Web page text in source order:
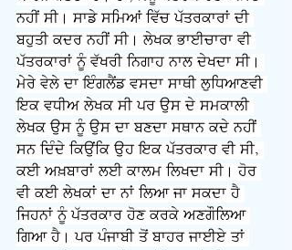
ਨਹੀਂ ਸੀ। ਸਾਡੇ ਸਮਿਆਂ ਵਿੱਚ ਪੱਤਰਕਾਰਾਂ ਦੀ
ਬਹੁਤੀ ਕਦਰ ਨਹੀਂ ਸੀ। ਲੇਖਕ ਭਾਈਚਾਰਾ ਵੀ
ਪੱਤਰਕਾਰਾਂ ਨੂੰ ਵੱਖਰੀ ਨਿਗਾਹ ਨਾਲ ਦੇਖਦਾ ਸੀ।
ਮੇਰੇ ਵੇਲੇ ਦਾ ਇੰਗਲੈਂਡ ਵਸਦਾ ਸਾਥੀ ਲੁਧਿਆਣਵੀ
ਇਕ ਵਧੀਅ ਲੇਖਕ ਸੀ ਪਰ ਉਸ ਦੇ ਸਮਕਾਲੀ
ਲੇਖਕ ਉਸ ਨੂੰ ਉਸ ਦਾ ਬਣਦਾ ਸਥਾਨ ਕਦੇ ਨਹੀਂ
ਸਨ ਦਿੰਦੇ ਕਿਉਂਕਿ ਉਹ ਇਕ ਪੱਤਰਕਾਰ ਵੀ ਸੀ,
ਕਈ ਅਖ਼ਬਾਰਾਂ ਲਈ ਕਾਲਮ ਲਿਖਦਾ ਸੀ। ਹੋਰ
ਵੀ ਕਈ ਲੇਖਕਾਂ ਦਾ ਨਾਂ ਲਿਆ ਜਾ ਸਕਦਾ ਹੈ
ਜਿਹਨਾਂ ਨੂੰ ਪੱਤਰਕਾਰ ਹੋਣ ਕਰਕੇ ਅਣਗੌਲਿਆ
ਗਿਆ ਹੈ। ਪਰ ਪੰਜਾਬੀ ਤੋਂ ਬਾਹਰ ਜਾਈਏ ਤਾਂ